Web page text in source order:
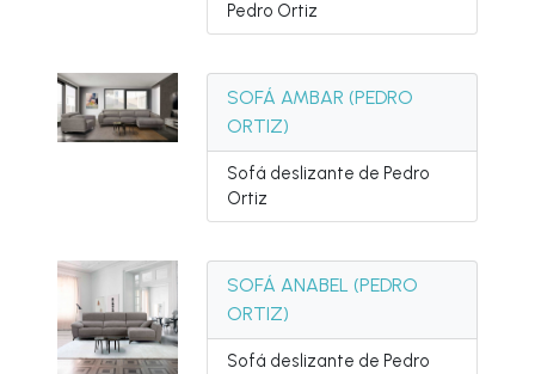
Pedro Ortiz
SOFÁ AMBAR (PEDRO
ORTIZ)
Sofá deslizante de Pedro
Ortiz
SOFÁ ANABEL (PEDRO
ORTIZ)
Sofá deslizante de Pedro